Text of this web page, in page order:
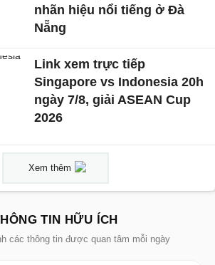
nhãn hiệu nổi tiếng ở Đà
Nẵng
Link xem trực tiếp
Singapore vs Indonesia 20h
ngày 7/8, giải ASEAN Cup
2026
Xem thêm
TIN HỮU ÍCH
các thông tin được quan tâm mỗi ngày